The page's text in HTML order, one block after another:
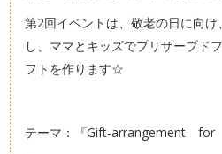
第2回イベントは、敬老の日に向
し、ママとキッズでプリザーブド
フトを作ります☆
テーマ：『Gift-arrangement for